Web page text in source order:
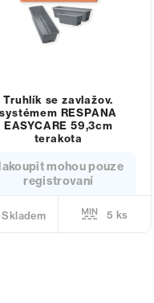
Truhlík se zavlažov.
systémem RESPANA
EASYCARE 59,3cm
terakota
mohou pouze
registrovaní
Skladem 5 ks